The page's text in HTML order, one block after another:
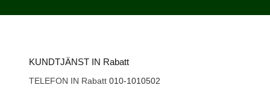
KUNDTJÄNST IN Rabatt
TELEFON IN Rabatt 010-1010502